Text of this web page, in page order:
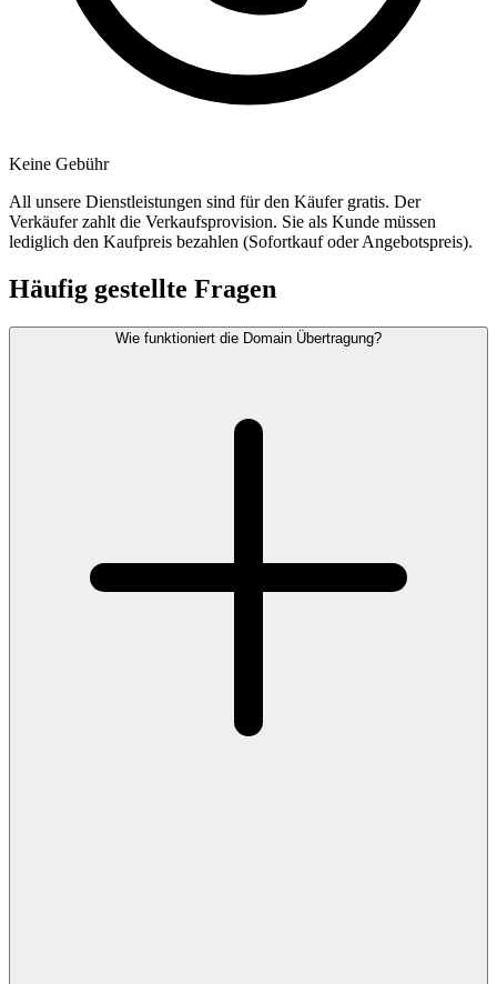
Keine Gebühr
All unsere Dienstleistungen sind für den Käufer gratis. Der
Verkäufer zahlt die Verkaufsprovision. Sie als Kunde müssen
lediglich den Kaufpreis bezahlen (Sofortkauf oder Angebotspreis).
Häufig gestellte Fragen
Wie funktioniert die Domain Übertragung?